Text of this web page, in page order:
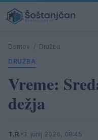
Domov / Družba
DRUŽBA
Vreme:
dežja
T.R. 3. junij 2026, 08:45